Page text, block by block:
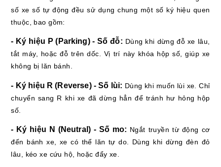
số xe số tự động đều sử dụng chung một số ký hiệu quen
thuộc, bao gồm:
- Ký hiệu P (Parking) - Số đỗ: Dùng khi dừng đỗ xe lâu,
tắt máy, hoặc đỗ trên dốc. Vị trí này khóa hộp số, giúp xe
không bị lăn bánh.
- Ký hiệu R (Reverse) - Số lùi: Dùng khi muốn lùi xe. Chỉ
chuyển sang R khi xe đã dừng hẳn để tránh hư hỏng hộp
số.
- Ký hiệu N (Neutral) - Số mo: Ngắt truyền từ động cơ
đến bánh xe, xe có thể lăn tự do. Dùng khi dừng đèn đỏ
lâu, kéo xe cứu hộ, hoặc đẩy xe.